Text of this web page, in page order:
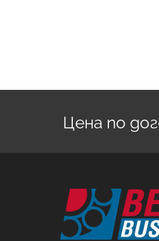
Цена по